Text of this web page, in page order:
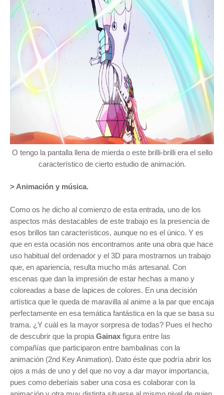
O tengo la pantalla llena de mierda o este brilli-brilli era el sello
característico de cierto estudio de animación.
> Animación y música.
Como os he dicho al comienzo de esta entrada, uno de los
aspectos más destacables de este trabajo es la presencia de
esos brillos tan característicos, aunque no es el único. Y es
que en esta ocasión nos encontramos ante una obra que hace
uso habitual del ordenador y el 3D para mostrarnos un trabajo
que, en apariencia, resulta mucho más artesanal. Con
escenas que dan la impresión de estar hechas a mano y
coloreadas a base de lapices de colores. En una decisión
artística que le queda de maravilla al anime a la par que encaja
perfectamente en esa temática fantástica en la que se basa su
trama. ¿Y cuál es la mayor sorpresa de todas? Pues el hecho
de descubrir que la propia Gainax figura entre las
compañías que participaron entre bambalinas con la
animación (2nd Key Animation). Dato éste que podría abrir los
ojos a más de uno y del que no voy a dar mayor importancia,
pues como deberíais saber una cosa es colaborar con la